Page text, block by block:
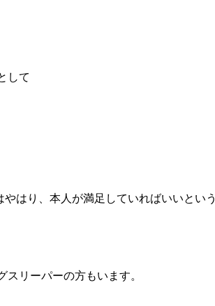
して
はり、本人が満足していればいいという
リーパーの方もいます。